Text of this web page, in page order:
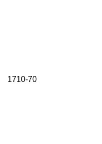
1710-70